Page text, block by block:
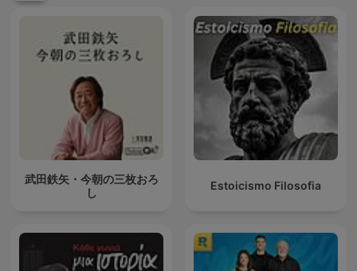
武田鉄矢・今朝の三枚おろ
し
Estoicismo Filosofia